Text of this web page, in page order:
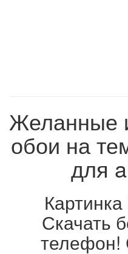
Желанные
обои на
для
Скачать
телефон!